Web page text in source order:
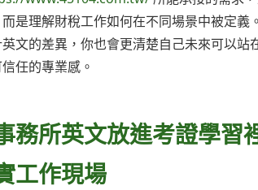
是理解財稅工作如何在不同場景中被定
文的差異，你也會更清楚自己未來可以
任的專業感。
務所英文放進考證學習
工作現場